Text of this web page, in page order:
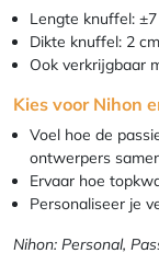
Lengte knuffel:
Dikte knuffel: 2 cm
Ook verkrijgbaar
Kies voor Nihon
Voel hoe de
ontwerpers
Ervaar hoe
Personaliseer je
Nihon: Personal,